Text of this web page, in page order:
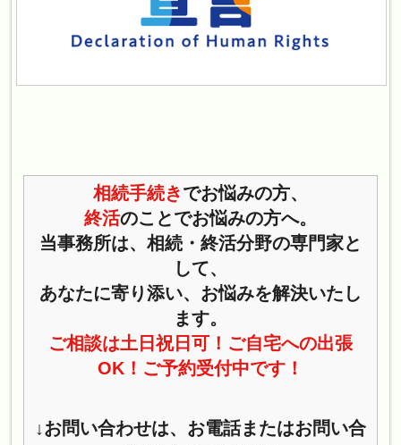
相続手続きでお悩みの方、
終活のことでお悩みの方へ。
当事務所は、相続・終活分野の専門家と
して、
あなたに寄り添い、お悩みを解決いたし
ます。
ご相談は土日祝日可！ご自宅への出張
OK！ご予約受付中です！
↓お問い合わせは、お電話またはお問い合